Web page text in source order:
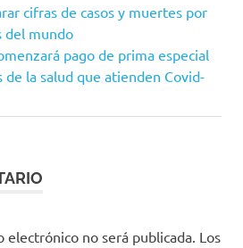
cifras de casos y muertes por
del mundo
pago de prima especial
de la salud que atienden Covid-
electrónico no será publicada. Los